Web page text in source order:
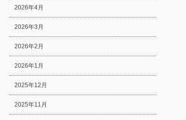
2026年4月
2026年3月
2026年2月
2026年1月
2025年12月
2025年11月